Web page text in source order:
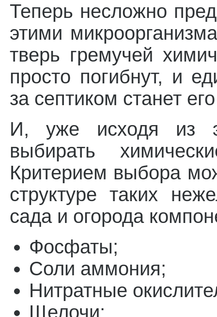
Теперь несложно
этими
тверь гремучей
просто погибнут, и
за септиком станет
И, уже исходя из
выбирать
Критерием выбора
структуре таких
сада и огорода
Фосфаты;
Соли аммония;
Нитратные
Щелочи;